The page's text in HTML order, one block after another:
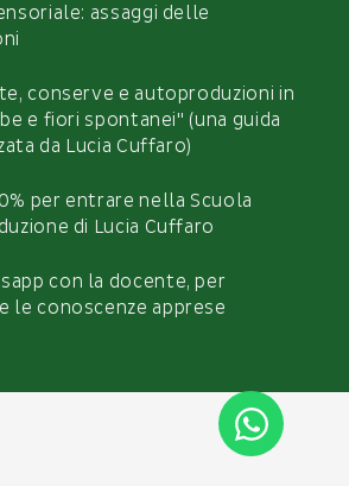
assaggi delle
conserve e autoproduzioni in
e fiori spontanei" (una guida
da Lucia Cuffaro)
per entrare nella Scuola
di Lucia Cuffaro
con la docente, per
le conoscenze apprese